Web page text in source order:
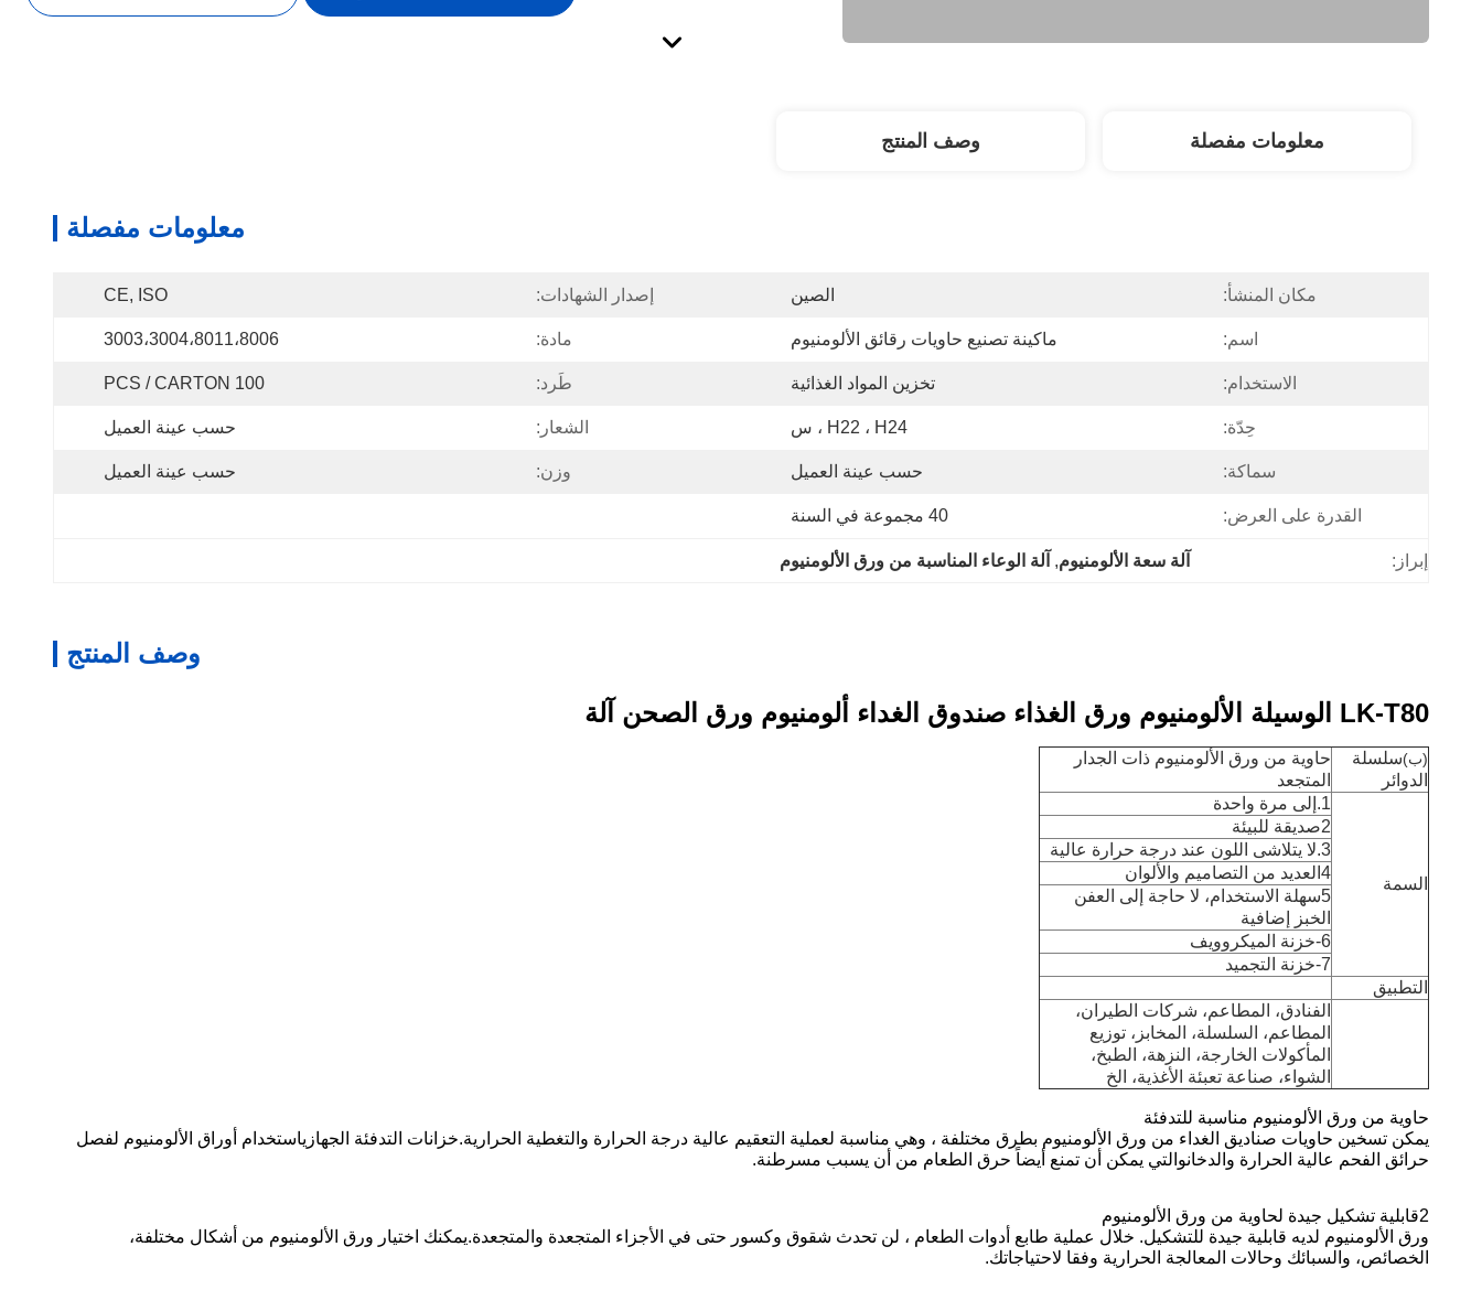
معلومات مفصلة وصف المنتج
معلومات مفصلة
مكان المنشأ: الصين إصدار الشهادات: CE, ISO
اسم: ماكينة تصنيع حاويات رقائق الألومنيوم مادة: 3003،3004،8011،8006
الاستخدام: تخزين المواد الغذائية طَرد: 100 PCS / CARTON
حِدّة: H22 ، H24 ، س الشعار: حسب عينة العميل
سماكة: حسب عينة العميل وزن: حسب عينة العميل
القدرة على العرض: 40 مجموعة في السنة
إبراز: آلة سعة الألومنيوم, آلة الوعاء المناسبة من ورق الألومنيوم
وصف المنتج
LK-T80 الوسيلة الألومنيوم ورق الغذاء صندوق الغداء ألومنيوم ورق الصحن آلة
(ب)سلسلة
الدوائر
حاوية من ورق الألومنيوم ذات الجدار
المتجعد
السمة
1.إلى مرة واحدة
2صديقة للبيئة
3.لا يتلاشى اللون عند درجة حرارة عالية
4العديد من التصاميم والألوان
5سهلة الاستخدام، لا حاجة إلى العفن
الخبز إضافية
6-خزنة الميكروويف
7-خزنة التجميد
التطبيق
الفنادق، المطاعم، شركات الطيران،
المطاعم، السلسلة، المخابز، توزيع
المأكولات الخارجة، النزهة، الطبخ،
الشواء، صناعة تعبئة الأغذية، الخ
حاوية من ورق الألومنيوم مناسبة للتدفئة
يمكن تسخين حاويات صناديق الغداء من ورق الألومنيوم بطرق مختلفة ، وهي مناسبة لعملية التعقيم عالية درجة الحرارة والتغطية الحرارية.خزانات التدفئة الجهازياستخدام أوراق الألومنيوم لفصل
حرائق الفحم عالية الحرارة والدخانوالتي يمكن أن تمنع أيضاً حرق الطعام من أن يسبب مسرطنة.
2قابلية تشكيل جيدة لحاوية من ورق الألومنيوم
ورق الألومنيوم لديه قابلية جيدة للتشكيل. خلال عملية طابع أدوات الطعام ، لن تحدث شقوق وكسور حتى في الأجزاء المتجعدة والمتجعدة.يمكنك اختيار ورق الألومنيوم من أشكال مختلفة،
الخصائص، والسبائك وحالات المعالجة الحرارية وفقا لاحتياجاتك.